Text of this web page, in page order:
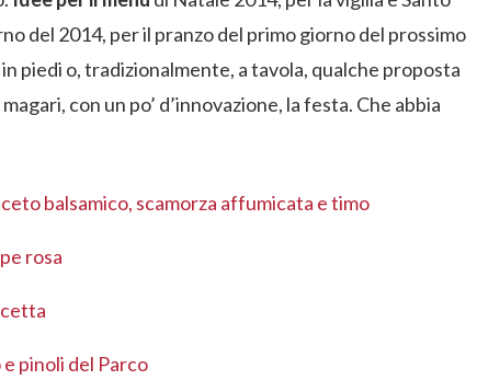
del 2014, per il pranzo del primo giorno del prossimo
piedi o, tradizionalmente, a tavola, qualche proposta
con un po’ d’innovazione, la festa. Che abbia
balsamico, scamorza affumicata e timo
rosa
pinoli del Parco